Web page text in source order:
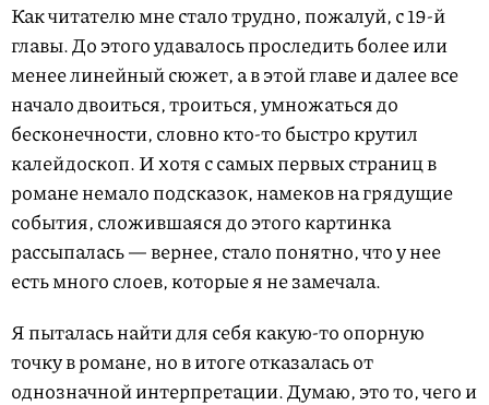
Как читателю мне стало трудно, пожалуй, с 19-й
главы. До этого удавалось проследить более или
менее линейный сюжет, а в этой главе и далее все
начало двоиться, троиться, умножаться до
бесконечности, словно кто-то быстро крутил
калейдоскоп. И хотя с самых первых страниц в
романе немало подсказок, намеков на грядущие
события, сложившаяся до этого картинка
рассыпалась — вернее, стало понятно, что у нее
есть много слоев, которые я не замечала.
Я пыталась найти для себя какую-то опорную
точку в романе, но в итоге отказалась от
однозначной интерпретации. Думаю, это то, чего и